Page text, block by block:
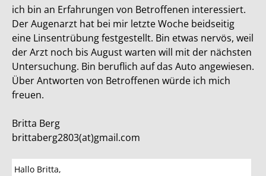
ich bin an Erfahrungen von Betroffenen interessiert.
Der Augenarzt hat bei mir letzte Woche beidseitig
eine Linsentrübung festgestellt. Bin etwas nervös, weil
der Arzt noch bis August warten will mit der nächsten
Untersuchung. Bin beruflich auf das Auto angewiesen.
Über Antworten von Betroffenen würde ich mich
freuen.
Britta Berg
brittaberg2803(at)gmail.com
Hallo Britta,